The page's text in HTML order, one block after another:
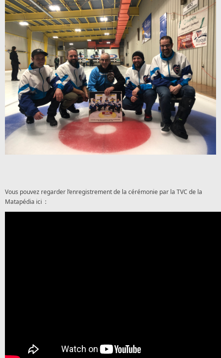
Vous pouvez regarder l’enregistrement de la cérémonie par la TVC de la
Matapédia ici :